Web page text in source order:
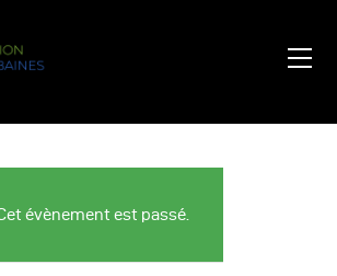
Nous ?
évènement est passé.